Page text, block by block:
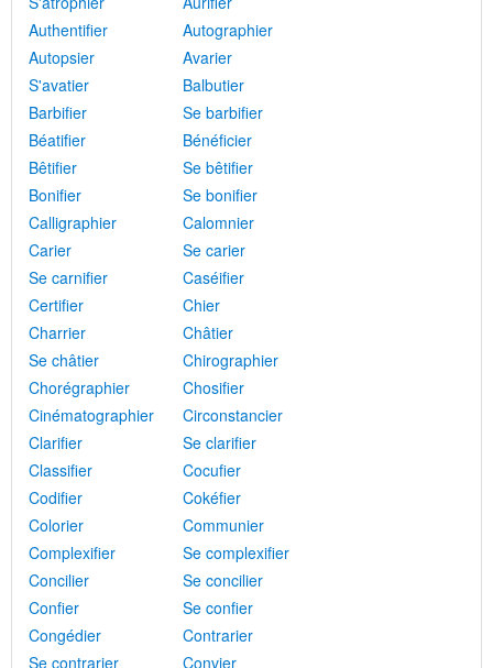
Authentifier
Autographier
Autopsier
Avarier
S'avatier
Balbutier
Barbifier
Se barbifier
Béatifier
Bénéficier
Bêtifier
Se bêtifier
Bonifier
Se bonifier
Calligraphier
Calomnier
Carier
Se carier
Se carnifier
Caséifier
Certifier
Chier
Charrier
Châtier
Se châtier
Chirographier
Chorégraphier
Chosifier
Cinématographier
Circonstancier
Clarifier
Se clarifier
Classifier
Cocufier
Codifier
Cokéfier
Colorier
Communier
Complexifier
Se complexifier
Concilier
Se concilier
Confier
Se confier
Congédier
Contrarier
Se contrarier
Convier